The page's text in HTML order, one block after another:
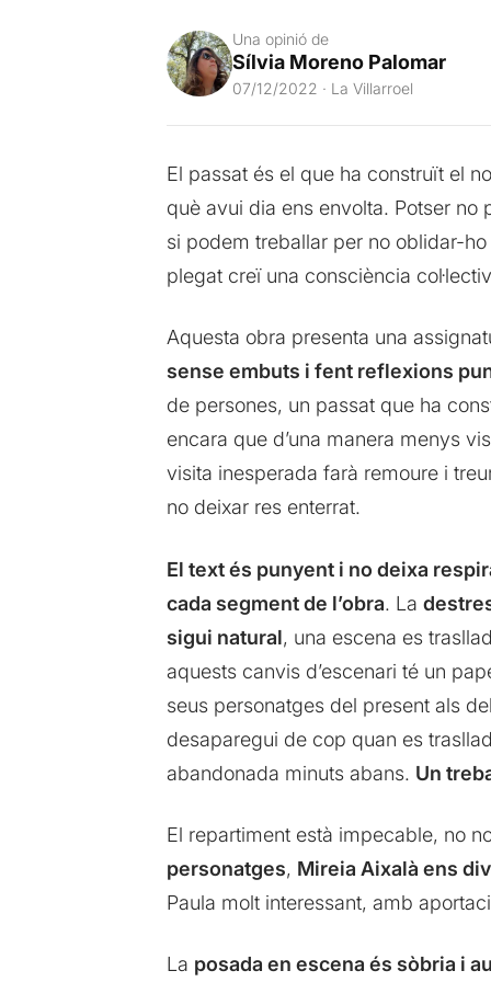
Una opinió de
Sílvia Moreno Palomar
07/12/2022 · La Villarroel
El passat és el que ha construït el
què avui dia ens envolta. Potser no
si podem treballar per no oblidar-
plegat creï una consciència
Aquesta obra presenta una
sense embuts i fent reflexions
de persones, un passat que ha
encara que d’una manera menys
visita inesperada farà remoure i
no deixar res enterrat.
El text és punyent i no deixa
cada segment de l’obra. La
sigui natural, una escena es
aquests canvis d’escenari té un
seus personatges del present als
desaparegui de cop quan es
abandonada minuts abans. Un
El repartiment està impecable, no
personatges, Mireia Aixalà ens
Paula molt interessant, amb
La posada en escena és sòbria i